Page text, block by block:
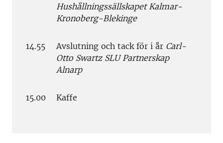
Hushållningssällskapet Kalmar-
Kronoberg-Blekinge
14.55 Avslutning och tack för i år Carl-
Otto Swartz SLU Partnerskap
Alnarp
15.00 Kaffe